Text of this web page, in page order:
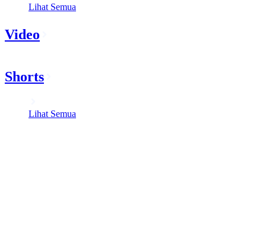
Lihat Semua
Video
Shorts
Lihat Semua